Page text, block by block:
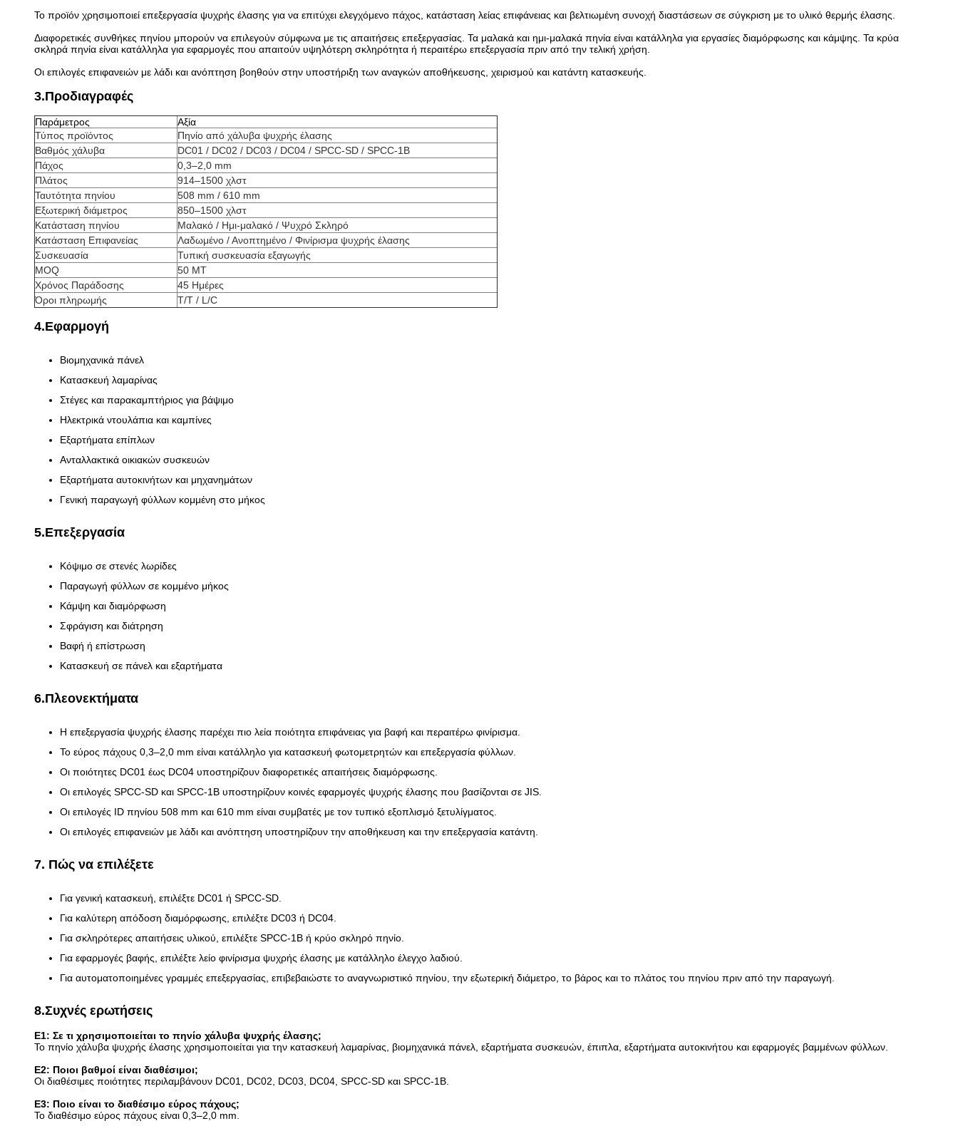
Το προϊόν χρησιμοποιεί επεξεργασία ψυχρής έλασης για να επιτύχει ελεγχόμενο πάχος, κατάσταση λείας επιφάνειας και βελτιωμένη συνοχή διαστάσεων σε σύγκριση με το υλικό θερμής έλασης.
Διαφορετικές συνθήκες πηνίου μπορούν να επιλεγούν σύμφωνα με τις απαιτήσεις επεξεργασίας. Τα μαλακά και ημι-μαλακά πηνία είναι κατάλληλα για εργασίες διαμόρφωσης και κάμψης. Τα κρύα
σκληρά πηνία είναι κατάλληλα για εφαρμογές που απαιτούν υψηλότερη σκληρότητα ή περαιτέρω επεξεργασία πριν από την τελική χρήση.
Οι επιλογές επιφανειών με λάδι και ανόπτηση βοηθούν στην υποστήριξη των αναγκών αποθήκευσης, χειρισμού και κατάντη κατασκευής.
3.Προδιαγραφές
Παράμετρος
Αξία
Τύπος προϊόντος
Πηνίο από χάλυβα ψυχρής έλασης
Βαθμός χάλυβα
DC01 / DC02 / DC03 / DC04 / SPCC-SD / SPCC-1B
Πάχος
0,3–2,0 mm
Πλάτος
914–1500 χλστ
Ταυτότητα πηνίου
508 mm / 610 mm
Εξωτερική διάμετρος
850–1500 χλστ
Κατάσταση πηνίου
Μαλακό / Ημι-μαλακό / Ψυχρό Σκληρό
Κατάσταση Επιφανείας
Λαδωμένο / Ανοπτημένο / Φινίρισμα ψυχρής έλασης
Συσκευασία
Τυπική συσκευασία εξαγωγής
MOQ
50 MT
Χρόνος Παράδοσης
45 Ημέρες
Όροι πληρωμής
T/T / L/C
4.Εφαρμογή
Βιομηχανικά πάνελ
Κατασκευή λαμαρίνας
Στέγες και παρακαμπτήριος για βάψιμο
Ηλεκτρικά ντουλάπια και καμπίνες
Εξαρτήματα επίπλων
Ανταλλακτικά οικιακών συσκευών
Εξαρτήματα αυτοκινήτων και μηχανημάτων
Γενική παραγωγή φύλλων κομμένη στο μήκος
5.Επεξεργασία
Κόψιμο σε στενές λωρίδες
Παραγωγή φύλλων σε κομμένο μήκος
Κάμψη και διαμόρφωση
Σφράγιση και διάτρηση
Βαφή ή επίστρωση
Κατασκευή σε πάνελ και εξαρτήματα
6.Πλεονεκτήματα
Η επεξεργασία ψυχρής έλασης παρέχει πιο λεία ποιότητα επιφάνειας για βαφή και περαιτέρω φινίρισμα.
Το εύρος πάχους 0,3–2,0 mm είναι κατάλληλο για κατασκευή φωτομετρητών και επεξεργασία φύλλων.
Οι ποιότητες DC01 έως DC04 υποστηρίζουν διαφορετικές απαιτήσεις διαμόρφωσης.
Οι επιλογές SPCC-SD και SPCC-1B υποστηρίζουν κοινές εφαρμογές ψυχρής έλασης που βασίζονται σε JIS.
Οι επιλογές ID πηνίου 508 mm και 610 mm είναι συμβατές με τον τυπικό εξοπλισμό ξετυλίγματος.
Οι επιλογές επιφανειών με λάδι και ανόπτηση υποστηρίζουν την αποθήκευση και την επεξεργασία κατάντη.
7. Πώς να επιλέξετε
Για γενική κατασκευή, επιλέξτε DC01 ή SPCC-SD.
Για καλύτερη απόδοση διαμόρφωσης, επιλέξτε DC03 ή DC04.
Για σκληρότερες απαιτήσεις υλικού, επιλέξτε SPCC-1B ή κρύο σκληρό πηνίο.
Για εφαρμογές βαφής, επιλέξτε λείο φινίρισμα ψυχρής έλασης με κατάλληλο έλεγχο λαδιού.
Για αυτοματοποιημένες γραμμές επεξεργασίας, επιβεβαιώστε το αναγνωριστικό πηνίου, την εξωτερική διάμετρο, το βάρος και το πλάτος του πηνίου πριν από την παραγωγή.
8.Συχνές ερωτήσεις
Ε1: Σε τι χρησιμοποιείται το πηνίο χάλυβα ψυχρής έλασης;
Το πηνίο χάλυβα ψυχρής έλασης χρησιμοποιείται για την κατασκευή λαμαρίνας, βιομηχανικά πάνελ, εξαρτήματα συσκευών, έπιπλα, εξαρτήματα αυτοκινήτου και εφαρμογές βαμμένων φύλλων.
Ε2: Ποιοι βαθμοί είναι διαθέσιμοι;
Οι διαθέσιμες ποιότητες περιλαμβάνουν DC01, DC02, DC03, DC04, SPCC-SD και SPCC-1B.
Ε3: Ποιο είναι το διαθέσιμο εύρος πάχους;
Το διαθέσιμο εύρος πάχους είναι 0,3–2,0 mm.